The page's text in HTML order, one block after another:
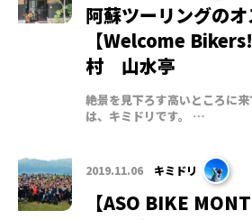
阿蘇ツーリングのオ
【Welcome
村 山水亭
絶景を見下ろす高いところに
は、キミドリです。 …
2019.11.06 キミドリ
【ASO BIKE